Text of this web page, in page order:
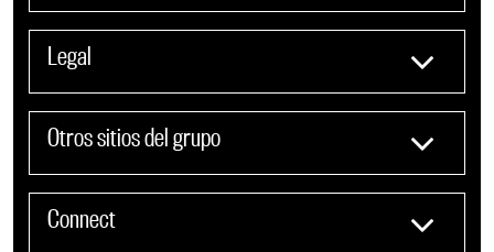
Legal
Otros sitios del grupo
Connect